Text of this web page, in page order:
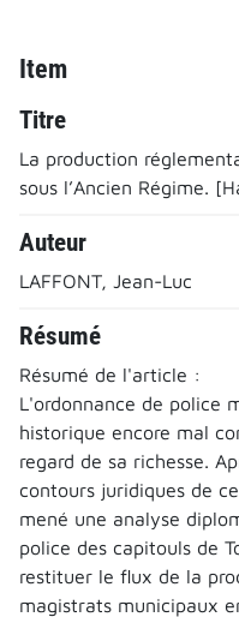
Item
Titre
La production
sous l’Ancien Régime.
Auteur
LAFFONT, Jean-Luc
Résumé
Résumé de l'article :
L'ordonnance de police
historique encore mal
regard de sa richesse.
contours juridiques de
mené une analyse
police des capitouls de
restituer le flux de la
magistrats municipaux